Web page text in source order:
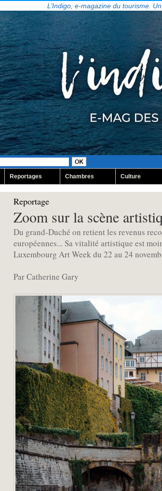
L’Indigo, e-magazine du tourisme.
Reportages Chambres Culture
Reportage
Zoom sur la scène
Du grand-Duché on retient les revenus
européennes... Sa vitalité artistique est
Luxembourg Art Week du 22 au 24
Par Catherine Gary